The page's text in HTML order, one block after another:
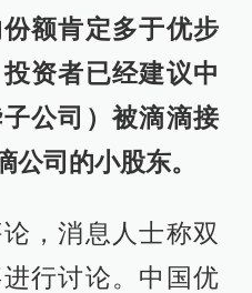
额肯定多于优步
资者已经建议中
公司）被滴滴接
公司的小股东。
，消息人士称双
行讨论。中国优